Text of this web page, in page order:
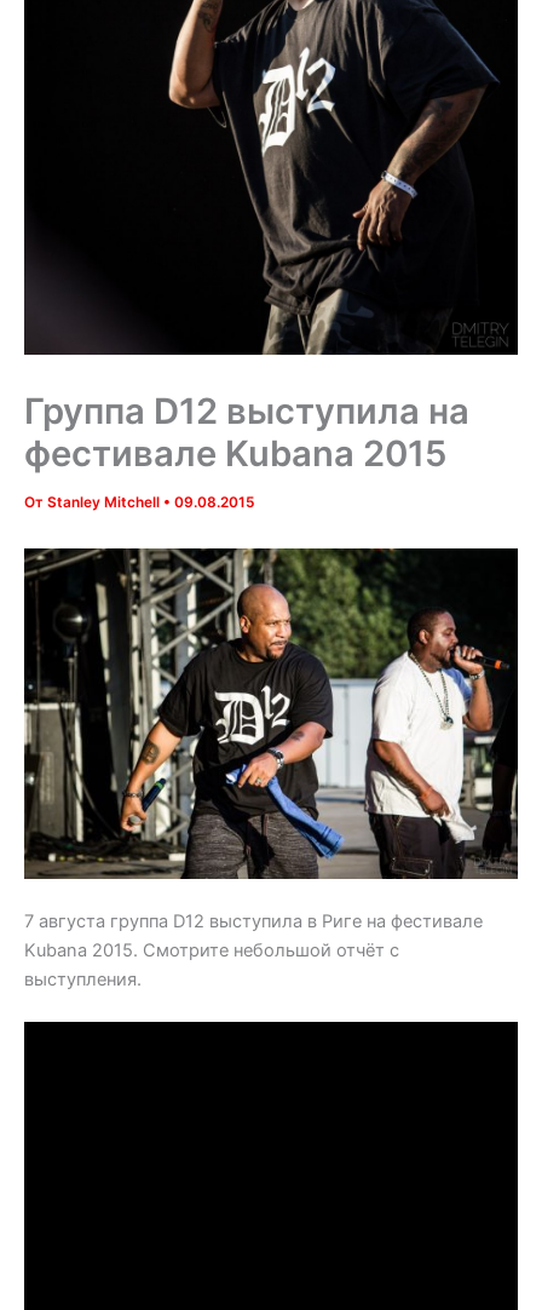
Группа D12 выступила на
фестивале Kubana 2015
От Stanley Mitchell • 09.08.2015
7 августа группа D12 выступила в Риге на фестивале
Kubana 2015. Смотрите небольшой отчёт с
выступления.